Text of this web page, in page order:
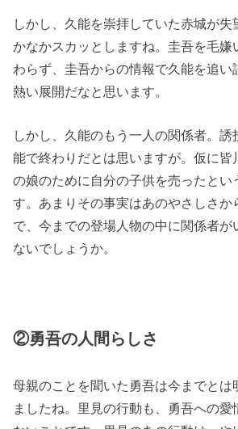
しかし、久能を崇拝していた赤城が失
かなかスカッとしますね。圭吾を毛嫌
わらず、圭吾からの情報で久能を追い
熱い展開だなと思います。
しかし、久能のもう一人の関係者。誘
能で終わりだとは思いますが。仮に皆
の娘のために自分の子供を売ったとい
す。あまりその事実はあのやさしさか
で、今までの登場人物の中に関係者が
ないでしょうか。
②勇吾の人間らしさ
母親のことを聞いた勇吾は今までとは
ましたね。里見の行動も、勇吾への愛